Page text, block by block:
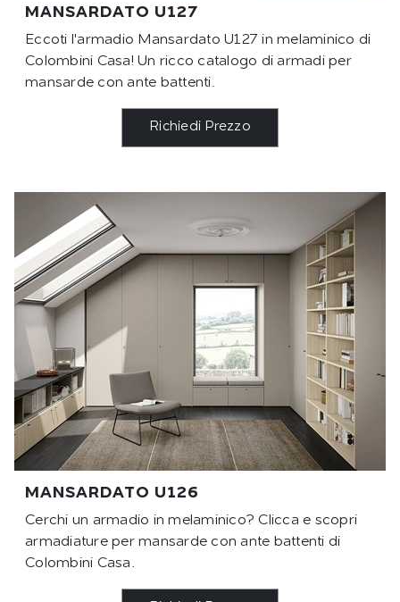
MANSARDATO U127
Eccoti l'armadio Mansardato U127 in melaminico di
Colombini Casa! Un ricco catalogo di armadi per
mansarde con ante battenti.
Richiedi Prezzo
MANSARDATO U126
Cerchi un armadio in melaminico? Clicca e scopri
armadiature per mansarde con ante battenti di
Colombini Casa.